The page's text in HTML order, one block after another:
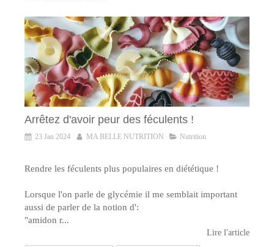
Arrêtez d'avoir peur des féculents !
23 Jan 2024 MA BELLE NUTRITION Nutrition
Rendre les féculents plus populaires en diététique !
Lorsque l'on parle de glycémie il me semblait important
aussi de parler de la notion d':
"amidon r...
Lire l'article